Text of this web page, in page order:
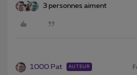
3 personnes aiment
1000 Pat AUTEUR